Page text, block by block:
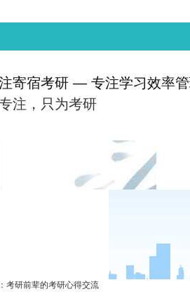
寄宿考研 — 专注学习效率
注，只为考研
凯发vip-天生赢家 一触即发
考研前辈的考研心得交流